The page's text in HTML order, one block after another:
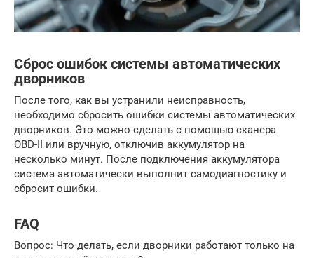
Сброс ошибок системы автоматических
дворников
После того, как вы устранили неисправность,
необходимо сбросить ошибки системы автоматических
дворников. Это можно сделать с помощью сканера
OBD-II или вручную, отключив аккумулятор на
несколько минут. После подключения аккумулятора
система автоматически выполнит самодиагностику и
сбросит ошибки.
FAQ
Вопрос: Что делать, если дворники работают только на